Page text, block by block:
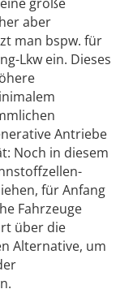
aber
man bspw. für
Lkw ein. Dieses
Antriebe
Noch in diesem
für Anfang
Fahrzeuge
über die
Alternative, um